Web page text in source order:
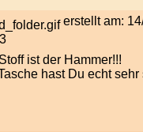
erstellt am:
ist der Hammer!!!
hast Du echt